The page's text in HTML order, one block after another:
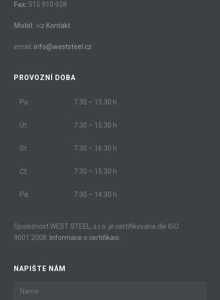
Fax: 515 910 928
Mobil: viz Kontakt
email: info@weststeel.cz
PROVOZNÍ DOBA
Po: 7.30 – 15.30 h
Út: 7.30 – 15.30 h
St: 7.30 – 16.30 h
Čt: 7.30 – 15.30 h
Pá: 7.30 – 14.30 h
Společnost WEST STEEL, s.r.o. je certifikována dle ISO
9001:2008. Informace o certifikaci…
NAPIŠTE NÁM